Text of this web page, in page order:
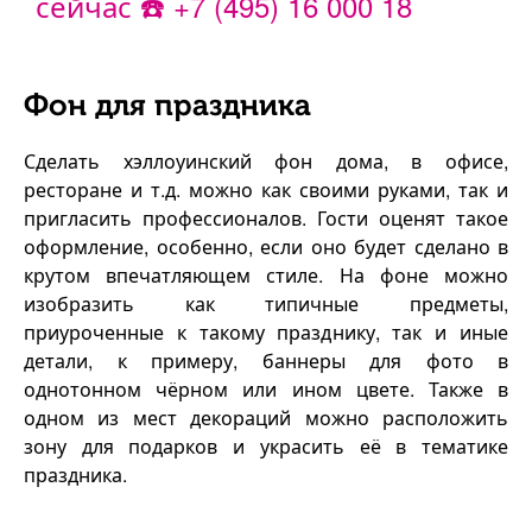
Фон для праздника
Сделать хэллоуинский фон дома, в офисе,
ресторане и т.д. можно как своими руками, так и
пригласить профессионалов. Гости оценят такое
оформление, особенно, если оно будет сделано в
крутом впечатляющем стиле. На фоне можно
изобразить как типичные предметы,
приуроченные к такому празднику, так и иные
детали, к примеру, баннеры для фото в
однотонном чёрном или ином цвете. Также в
одном из мест декораций можно расположить
зону для подарков и украсить её в тематике
праздника.